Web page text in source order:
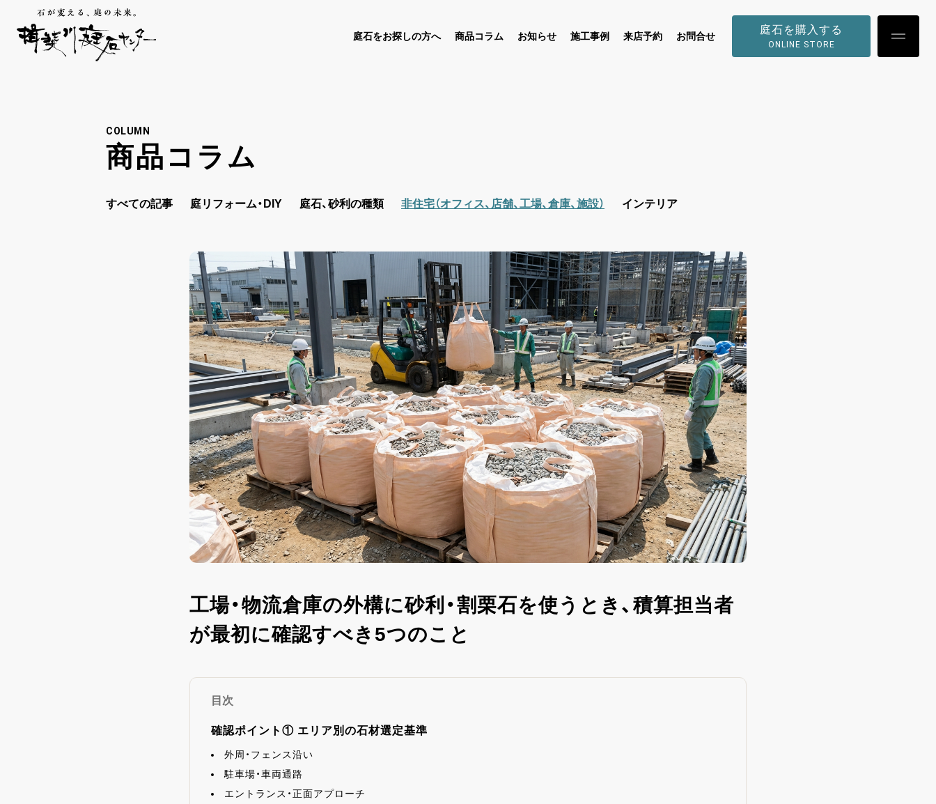
庭石をお探しの方へ 商品コラム お知らせ 施工事例 来店予約 お問合せ
庭石を購入する
ONLINE STORE
COLUMN
商品コラム
すべての記事 庭リフォーム・DIY 庭石、砂利の種類 非住宅（オフィス、店舗、工場、倉庫、施設） インテリア
工場・物流倉庫の外構に砂利・割栗石を使うとき、積算担当者
が最初に確認すべき5つのこと
目次
確認ポイント① エリア別の石材選定基準
外周・フェンス沿い
駐車場・車両通路
エントランス・正面アプローチ